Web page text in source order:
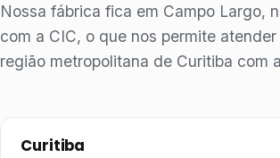
Nossa fábrica fica em Campo Largo,
com a CIC, o que nos permite
região metropolitana de Curitiba com
Curitiba